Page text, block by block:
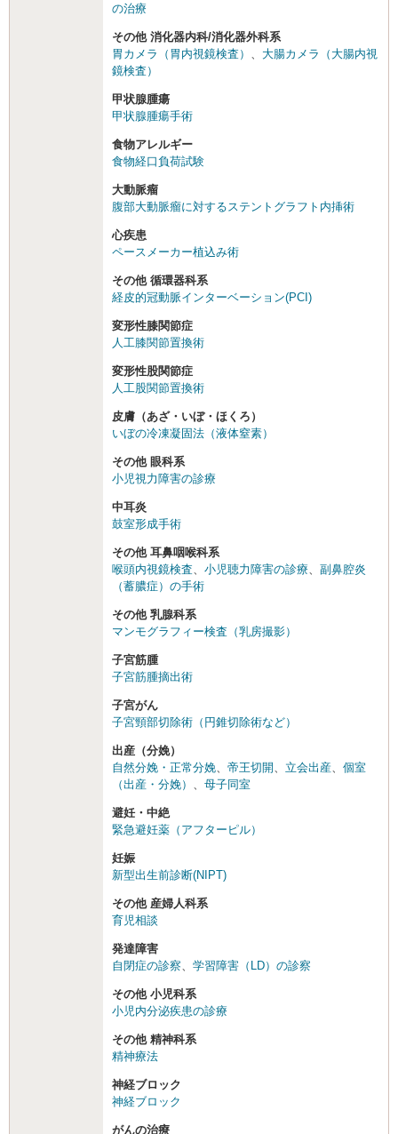
の治療
その他 消化器内科/消化器外科系
胃カメラ（胃内視鏡検査）
大腸カメラ（大腸内視
鏡検査）
甲状腺腫瘍
甲状腺腫瘍手術
食物アレルギー
食物経口負荷試験
大動脈瘤
腹部大動脈瘤に対するステントグラフト内挿術
心疾患
ペースメーカー植込み術
その他 循環器科系
経皮的冠動脈インターベーション(PCI)
変形性膝関節症
人工膝関節置換術
変形性股関節症
人工股関節置換術
皮膚（あざ・いぼ・ほくろ）
いぼの冷凍凝固法（液体窒素）
その他 眼科系
小児視力障害の診療
中耳炎
鼓室形成手術
その他 耳鼻咽喉科系
喉頭内視鏡検査
小児聴力障害の診療
副鼻腔炎
（蓄膿症）の手術
その他 乳腺科系
マンモグラフィー検査（乳房撮影）
子宮筋腫
子宮筋腫摘出術
子宮がん
子宮頸部切除術（円錐切除術など）
出産（分娩）
自然分娩・正常分娩
帝王切開 立会出産
個室
（出産・分娩）
母子同室
避妊・中絶
緊急避妊薬（アフターピル）
妊娠
新型出生前診断(NIPT)
その他 産婦人科系
育児相談
発達障害
自閉症の診察
学習障害（LD）の診察
その他 小児科系
小児内分泌疾患の診療
その他 精神科系
精神療法
神経ブロック
神経ブロック
がんの治療